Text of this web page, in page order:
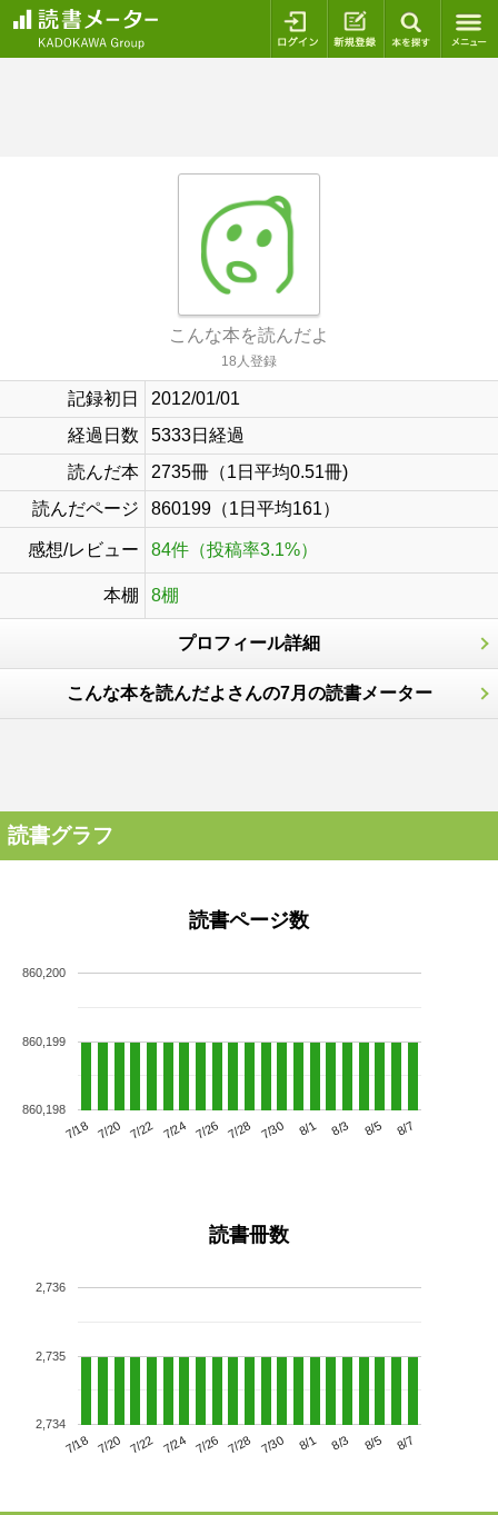
ログイン 新規登録
こんな本を読んだよ
18人登録
記録初日
2012/01/01
経過日数
5333日経過
読んだ本
2735冊（1日平均0.51冊)
読んだページ
860199（1日平均161）
感想/レビュー 84件（投稿率3.1%）
本棚 8棚
プロフィール詳細
こんな本を読んだよさんの7月の読書メーター
読書グラフ
読書ページ数
7/18 7/20 7/22 7/24 7/26 7/28 7/30 8/1 8/3 8/5 8/7
860,198
860,199
860,200
読書冊数
7/18 7/20 7/22 7/24 7/26 7/28 7/30 8/1 8/3 8/5 8/7
2,734
2,735
2,736